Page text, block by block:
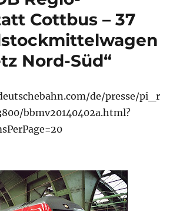
Cottbus – 37
Nord-Süd“
de/presse/pi_r
bbmv20140402a.html?